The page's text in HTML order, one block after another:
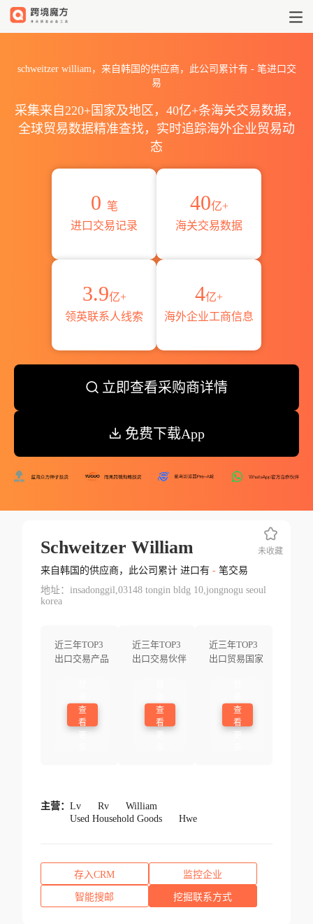
schweitzer william，来自韩国的供应商，此公司累计有 -笔进口交
易
采集来自220+国家及地区，40亿+条海关交易数据，
全球贸易数据精准查找，实时追踪海外企业贸易动
态
0 笔
进口交易记录
40亿+
海关交易数据
3.9亿+
领英联系人线索
4亿+
海外企业工商信息
立即查看采购商详情
免费下载App
Schweitzer William
来自韩国的供应商，此公司累计 进口有 -笔交易
地址：insadonggil,03148 tongin bldg 10,jongnogu seoul
korea
近三年TOP3
出口交易产品
查
看
近三年TOP3
出口交易伙伴
查
看
近三年TOP3
出口贸易国家
查
看
未收藏
主营： Lv Rv
William
Used Household Goods
Hwe
存入CRM 监控企业
智能搜邮 挖掘联系方式